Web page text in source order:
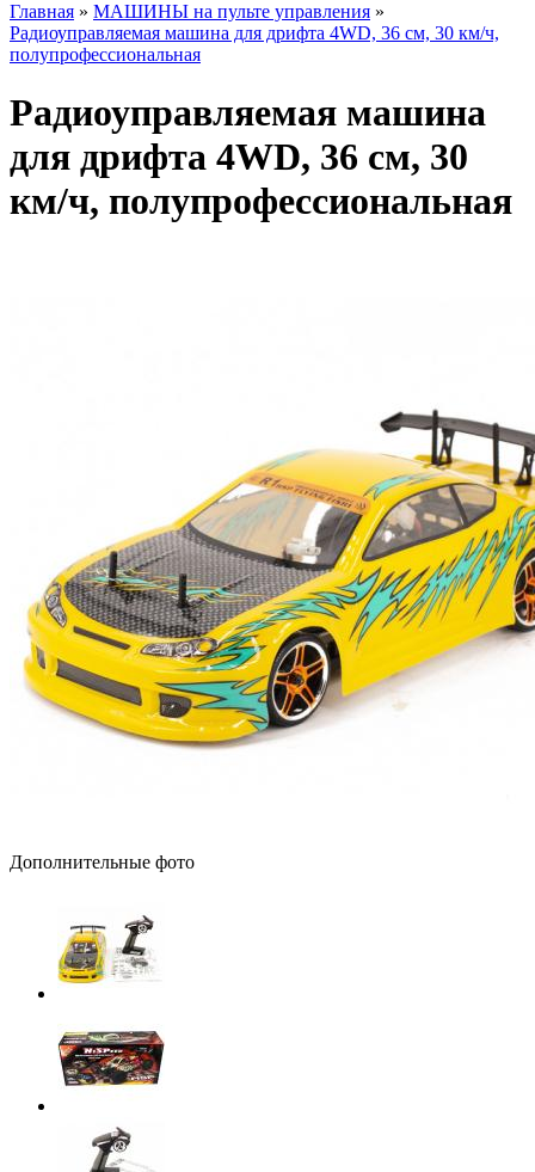
Главная » МАШИНЫ на пульте управления »
Радиоуправляемая машина для дрифта 4WD, 36 см, 30 км/ч,
полупрофессиональная
Радиоуправляемая машина
для дрифта 4WD, 36 см, 30
км/ч, полупрофессиональная
Дополнительные фото